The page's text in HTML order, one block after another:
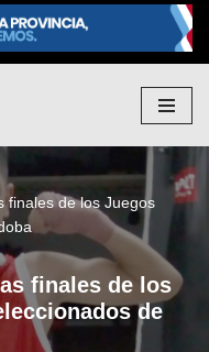
finales de los Juegos
finales de los
de